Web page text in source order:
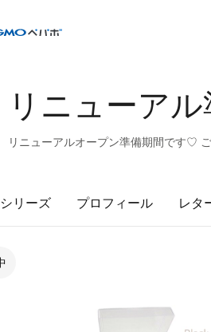
リニューア
リニューアルオープン準備期間です♡
シリーズ プロフィール レタ